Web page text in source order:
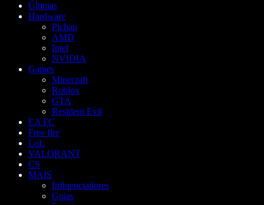
Últimas
Hardware
Pichau
AMD
Intel
NVIDIA
Games
Minecraft
Roblox
GTA
Resident Evil
EA FC
Free fire
LoL
VALORANT
CS
MAIS
Influenciadores
Guias